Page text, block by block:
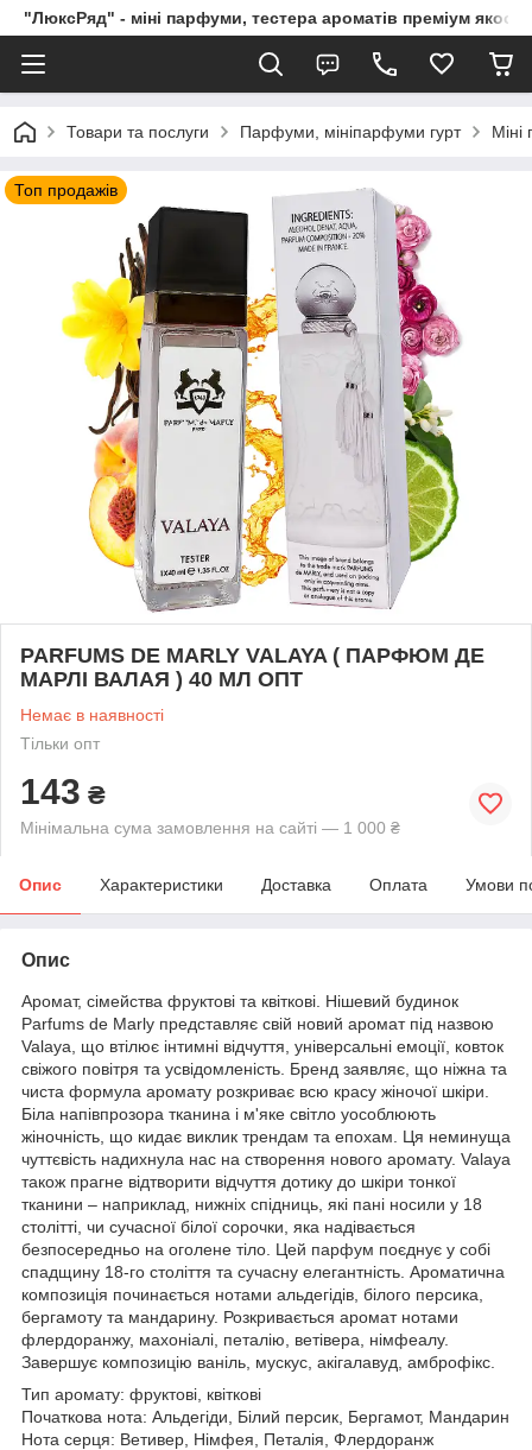
"ЛюксРяд" - міні парфуми, тестера ароматів преміум
Товари та послуги Парфуми, мініпарфуми гурт
Топ продажів
PARFUMS DE MARLY VALAYA ( ПАРФЮМ ДЕ
МАРЛІ ВАЛАЯ ) 40 МЛ ОПТ
Немає в наявності
Тільки опт
143 ₴
Мінімальна сума замовлення на сайті — 1 000 ₴
Опис Характеристики Доставка Оплата Умови
Опис
Аромат, сімейства фруктові та квіткові. Нішевий будинок
Parfums de Marly представляє свій новий аромат під назвою
Valaya, що втілює інтимні відчуття, універсальні емоції, ковток
свіжого повітря та усвідомленість. Бренд заявляє, що ніжна та
чиста формула аромату розкриває всю красу жіночої шкіри.
Біла напівпрозора тканина і м'яке світло уособлюють
жіночність, що кидає виклик трендам та епохам. Ця неминуща
чуттєвість надихнула нас на створення нового аромату. Valaya
також прагне відтворити відчуття дотику до шкіри тонкої
тканини – наприклад, нижніх спідниць, які пані носили у 18
столітті, чи сучасної білої сорочки, яка надівається
безпосередньо на оголене тіло. Цей парфум поєднує у собі
спадщину 18-го століття та сучасну елегантність. Ароматична
композиція починається нотами альдегідів, білого персика,
бергамоту та мандарину. Розкривається аромат нотами
флердоранжу, махоніалі, петалію, ветівера, німфеалу.
Завершує композицію ваніль, мускус, акігалавуд, амброфікс.
Тип аромату: фруктові, квіткові
Початкова нота: Альдегіди, Білий персик, Бергамот, Мандарин
Нота серця: Ветивер, Німфея, Петалія, Флердоранж